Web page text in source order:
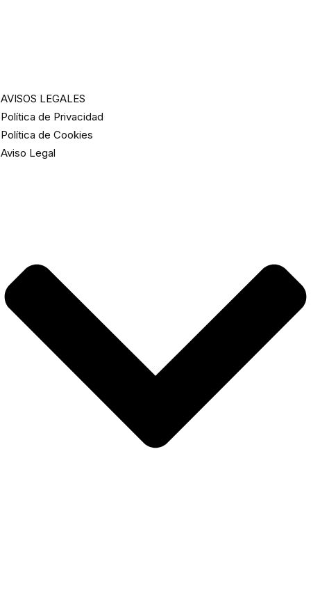
AVISOS LEGALES
Política de Privacidad
Política de Cookies
Aviso Legal